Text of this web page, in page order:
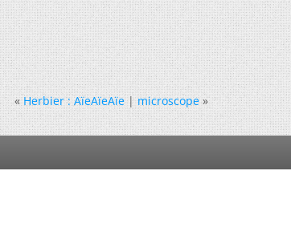
« Herbier : AïeAïeAïe|microscope »